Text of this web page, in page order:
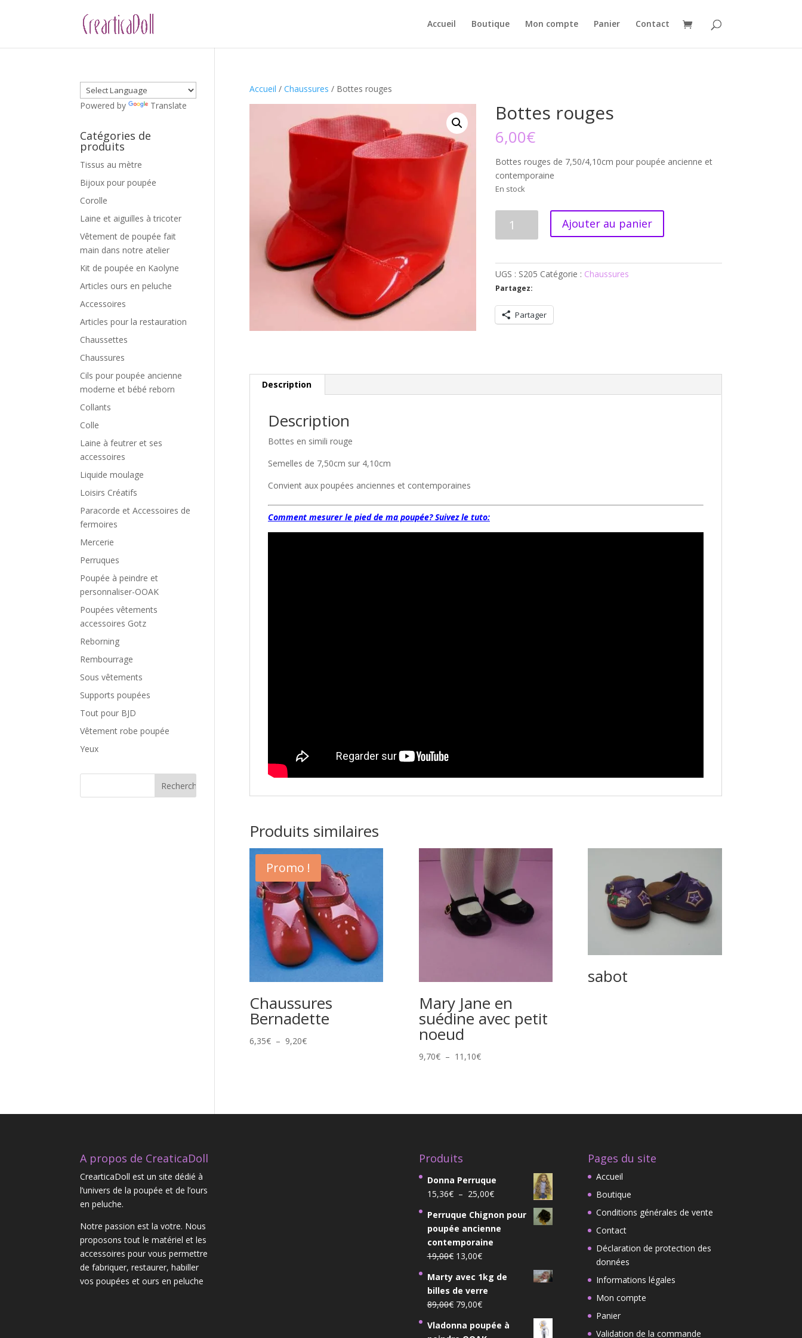
Accueil Boutique Mon compte Panier Contact
Accueil / Chaussures / Bottes rouges
Bottes rouges
6,00€
Bottes rouges de 7,50/4,10cm pour poupée ancienne et
contemporaine
En stock
Ajouter au panier
UGS : S205 Catégorie : Chaussures
Partagez:
Partager
Description
Description
Bottes en simili rouge
Semelles de 7,50cm sur 4,10cm
Convient aux poupées anciennes et contemporaines
Comment mesurer le pied de ma poupée? Suivez le tuto:
Produits similaires
Promo !
Chaussures
Bernadette
6,35€ – 9,20€Plage
Mary Jane en
suédine avec petit
noeud
9,70€ – 11,10€Plage
sabot
Powered by Translate
Catégories de
produits
Tissus au mètre
Bijoux pour poupée
Corolle
Laine et aiguilles à tricoter
Vêtement de poupée fait
main dans notre atelier
Kit de poupée en Kaolyne
Articles ours en peluche
Accessoires
Articles pour la restauration
Chaussettes
Chaussures
Cils pour poupée ancienne
moderne et bébé reborn
Collants
Colle
Laine à feutrer et ses
accessoires
Liquide moulage
Loisirs Créatifs
Paracorde et Accessoires de
fermoires
Mercerie
Perruques
Poupée à peindre et
personnaliser-OOAK
Poupées vêtements
accessoires Gotz
Reborning
Rembourrage
Sous vêtements
Supports poupées
Tout pour BJD
Vêtement robe poupée
Yeux
A propos de CreaticaDoll
CrearticaDoll est un site dédié à
l’univers de la poupée et de l’ours
en peluche.
Notre passion est la votre. Nous
proposons tout le matériel et les
accessoires pour vous permettre
de fabriquer, restaurer, habiller
vos poupées et ours en peluche
Produits
Donna Perruque
15,36€ – 25,00€Plage
prix :
15,36€
Perruque Chignon pour
poupée ancienne
contemporaine
19,00€ Le
initial
était :
19,00€.
13,00€Le
actuel
est :
13,00€.
Marty avec 1kg de
billes de verre
89,00€ Le
initial
79,00€Le
actuel
Vladonna poupée à
Pages du site
Accueil
Boutique
Conditions générales de vente
Contact
Déclaration de protection des
données
Informations légales
Mon compte
Panier
Validation de la commande